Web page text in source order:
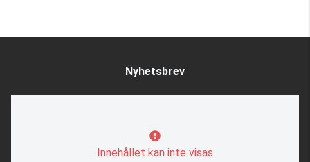
Nyhetsbrev
Innehållet kan inte visas